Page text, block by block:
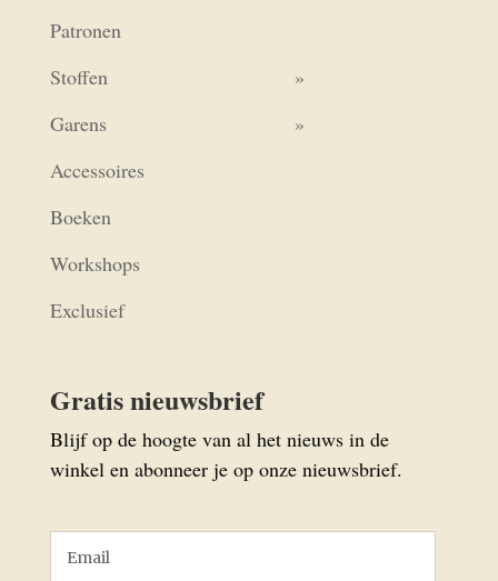
Patronen
Stoffen
Garens
Accessoires
Boeken
Workshops
Exclusief
Gratis nieuwsbrief
Blijf op de hoogte van al het nieuws in de
winkel en abonneer je op onze nieuwsbrief.